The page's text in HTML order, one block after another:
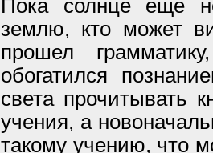
Пока солнце еще
землю, кто может
прошел
обогатился
света прочитывать
учения, а
такому учению, что